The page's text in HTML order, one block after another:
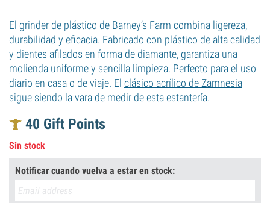
El grinder de plástico de Barney’s Farm combina ligereza,
durabilidad y eficacia. Fabricado con plástico de alta calidad
y dientes afilados en forma de diamante, garantiza una
molienda uniforme y sencilla limpieza. Perfecto para el uso
diario en casa o de viaje. El clásico acrílico de Zamnesia
sigue siendo la vara de medir de esta estantería.
40 Gift Points
Sin stock
Notificar cuando vuelva a estar en stock: